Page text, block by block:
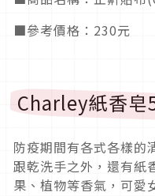
■參考價格：230元
Charley紙香皂
防疫期間有各式各樣的
跟乾洗手之外，還有紙
果、植物等香氣，可愛